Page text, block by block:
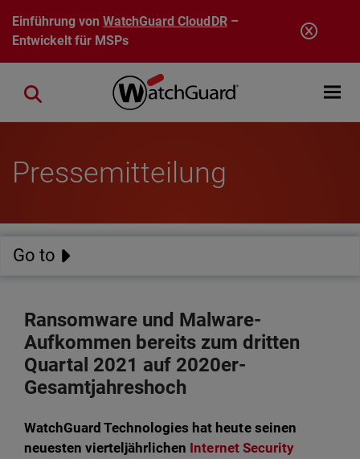
Direkt zum Inhalt
Einführung vonWatchGuard CloudDR–
Entwickelt für MSPs
Open
Close search
Pressemitteilung
Go to
Ransomware und Malware-
Aufkommen bereits zum dritten
Quartal 2021 auf 2020er-
Gesamtjahreshoch
WatchGuard Technologies hat heute seinen
neuesten vierteljährlichen Internet Security